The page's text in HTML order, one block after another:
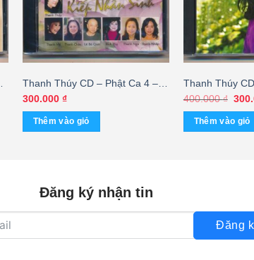
Thanh Thúy CD – Phật Ca 4 –
Kiếp Nhân Sinh
300.000 ₫
Thêm vào giỏ
Thanh Thúy
Quê Hương
400.000₫ Giá
là:
Thêm vào giỏ
Đăng ký nhận tin
Đăng